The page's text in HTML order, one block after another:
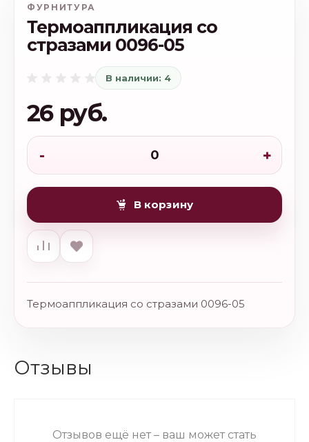
ФУРНИТУРА
Термоаппликация со
стразами 0096-05
В наличии: 4
26 руб.
- +
В корзину
Термоаппликация со стразами 0096-05
Отзывы
Отзывов ещё нет – ваш может стать